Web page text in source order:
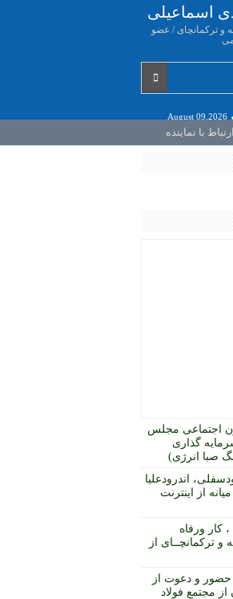
اسماعیلی
و ترکمانچای / عضو
August 09,2026
ارتباط با نماینده
اجتماعی مجلس
گذاری
صبا انرژی)
اندرودعلیا
از اینترنت
کار ورفاه
و ترکمانچــای از
حضور و دعوت از
مجتمع فولاد